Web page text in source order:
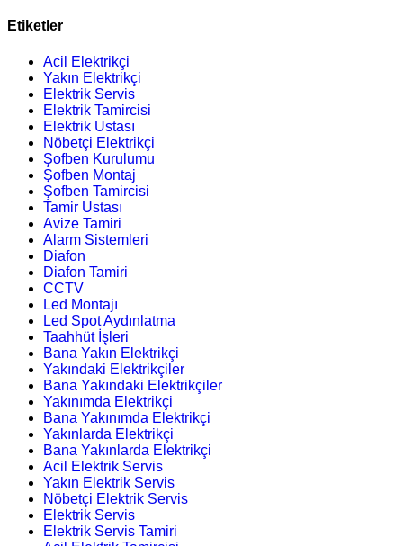
Etiketler
Acil Elektrikçi
Yakın Elektrikçi
Elektrik Servis
Elektrik Tamircisi
Elektrik Ustası
Nöbetçi Elektrikçi
Şofben Kurulumu
Şofben Montaj
Şofben Tamircisi
Tamir Ustası
Avize Tamiri
Alarm Sistemleri
Diafon
Diafon Tamiri
CCTV
Led Montajı
Led Spot Aydınlatma
Taahhüt İşleri
Bana Yakın Elektrikçi
Yakındaki Elektrikçiler
Bana Yakındaki Elektrikçiler
Yakınımda Elektrikçi
Bana Yakınımda Elektrikçi
Yakınlarda Elektrikçi
Bana Yakınlarda Elektrikçi
Acil Elektrik Servis
Yakın Elektrik Servis
Nöbetçi Elektrik Servis
Elektrik Servis
Elektrik Servis Tamiri